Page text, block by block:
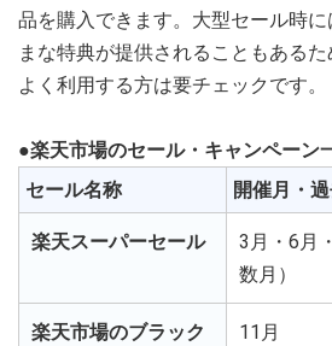
品を購入できます。大型セール時
まな特典が提供されることもある
よく利用する方は要チェックです。
●楽天市場のセール・キャンペーン
セール名称
開催月・
楽天スーパーセール
3月・6月
数月）
楽天市場のブラック
11月